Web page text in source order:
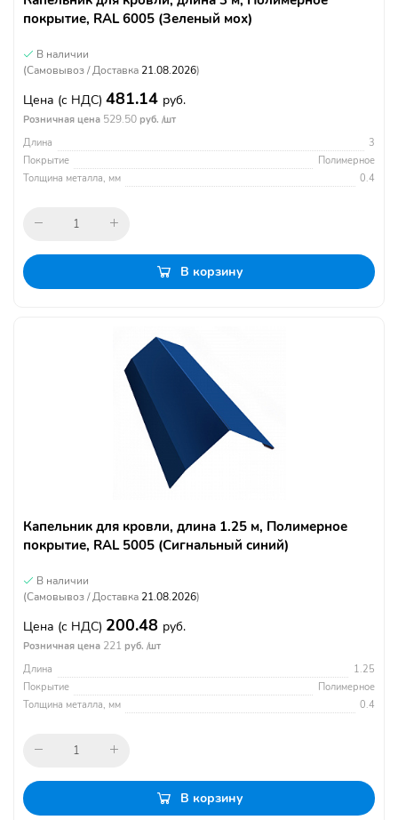
покрытие, RAL 6005 (Зеленый мох)
В наличии
(Самовывоз / Доставка 21.08.2026)
Цена (с НДС) 481.14 руб.
Розничная цена 529.50 руб. /шт
Длина
3
Покрытие
Полимерное
Толщина металла, мм
0.4
В корзину
Капельник для кровли, длина 1.25 м, Полимерное
покрытие, RAL 5005 (Сигнальный синий)
В наличии
(Самовывоз / Доставка 21.08.2026)
Цена (с НДС) 200.48 руб.
Розничная цена 221 руб. /шт
Длина
1.25
Покрытие
Полимерное
Толщина металла, мм
0.4
В корзину